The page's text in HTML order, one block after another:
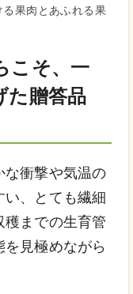
果肉とあふれる果
こそ、一
た贈答品
な衝撃や気温の
、とても繊細
までの生育管
見極めながら